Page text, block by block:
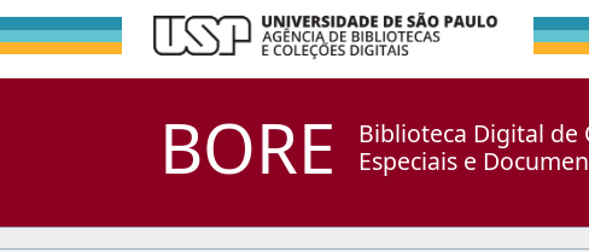
BORE
Biblioteca Digital de
Especiais e